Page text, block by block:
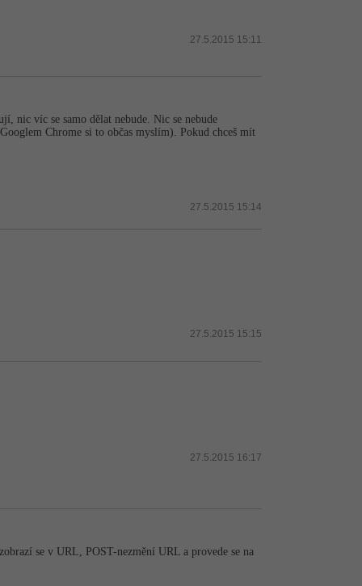
27.5.2015 15:11
nic víc se samo dělat nebude. Nic se nebude
Chrome si to občas myslím). Pokud chceš mít
27.5.2015 15:14
27.5.2015 15:15
27.5.2015 16:17
se v URL, POST-nezmění URL a provede se na